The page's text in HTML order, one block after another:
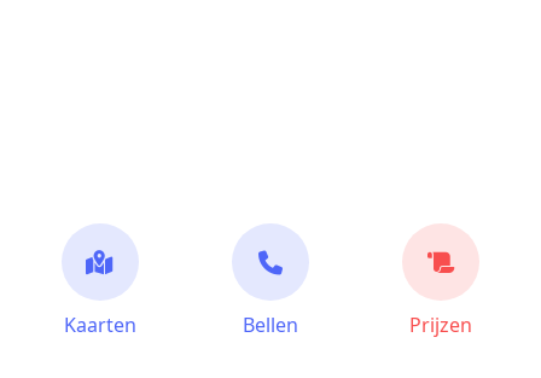
Kaarten Bellen Prijzen